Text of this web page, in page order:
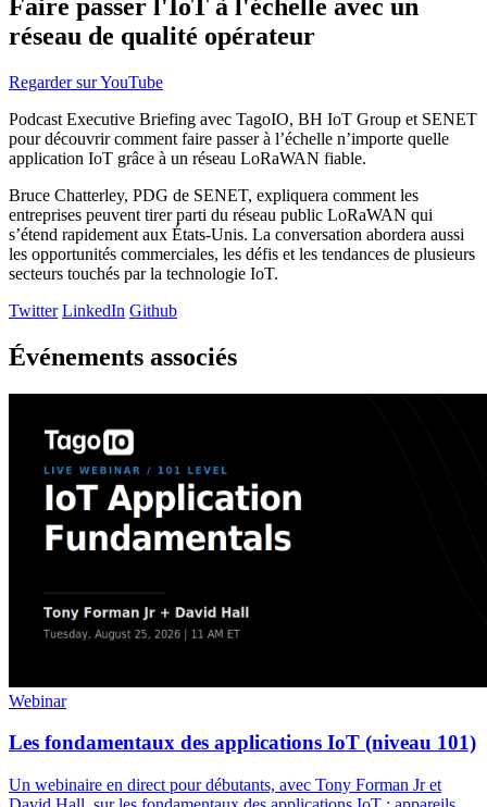
Faire passer l'IoT à l'échelle avec un
réseau de qualité opérateur
Regarder sur YouTube
Podcast Executive Briefing avec TagoIO, BH IoT Group et SENET
pour découvrir comment faire passer à l’échelle n’importe quelle
application IoT grâce à un réseau LoRaWAN fiable.
Bruce Chatterley, PDG de SENET, expliquera comment les
entreprises peuvent tirer parti du réseau public LoRaWAN qui
s’étend rapidement aux États-Unis. La conversation abordera aussi
les opportunités commerciales, les défis et les tendances de plusieurs
secteurs touchés par la technologie IoT.
Twitter LinkedIn Github
Événements associés
Webinar
Les fondamentaux des applications IoT (niveau 101)
Un webinaire en direct pour débutants, avec Tony Forman Jr et